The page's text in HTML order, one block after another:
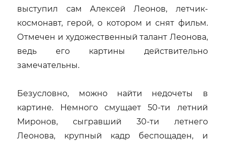
выступил сам Алексей Леонов, летчик-
космонавт, герой, о котором и снят фильм.
Отмечен и художественный талант Леонова,
ведь его картины действительно
замечательны.
Безусловно, можно найти недочеты в
картине. Немного смущает 50-ти летний
Миронов, сыгравший 30-ти летнего
Леонова, крупный кадр беспощаден, и